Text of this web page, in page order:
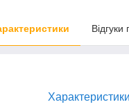
Характеристики